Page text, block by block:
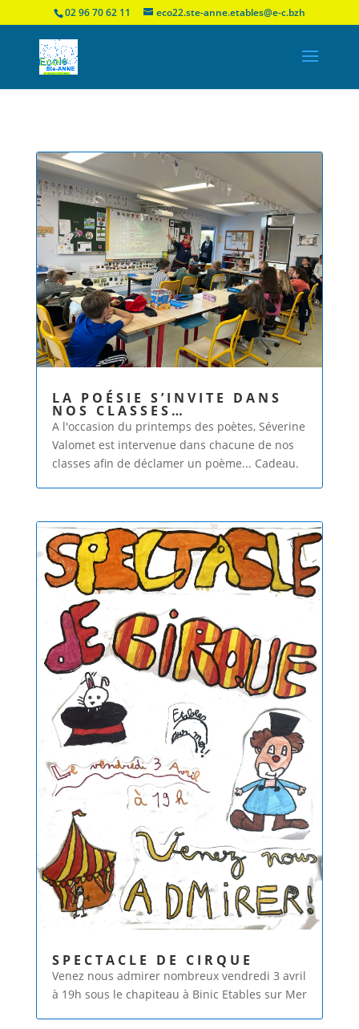
02 96 70 62 11 eco22.ste-anne.etables@e-c.bzh
LA POÉSIE S’INVITE DANS
NOS CLASSES…
A l'occasion du printemps des poètes, Séverine
Valomet est intervenue dans chacune de nos
classes afin de déclamer un poème... Cadeau.
SPECTACLE DE CIRQUE
Venez nous admirer nombreux vendredi 3 avril
à 19h sous le chapiteau à Binic Etables sur Mer